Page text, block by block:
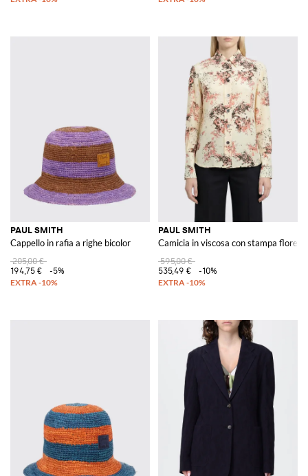
PAUL SMITH
Cappello in rafia a righe bicolor
205,00 €
194,75 €
-5%
PAUL SMITH
Camicia in viscosa con stampa
595,00 €
535,49 €
-10%